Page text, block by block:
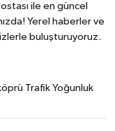
ile en güncel
Yerel haberler ve
buluşturuyoruz.
Trafik Yoğunluk